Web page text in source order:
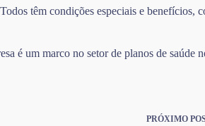
têm condições especiais e benefícios,
é um marco no setor de planos de saúde
PRÓXIMO